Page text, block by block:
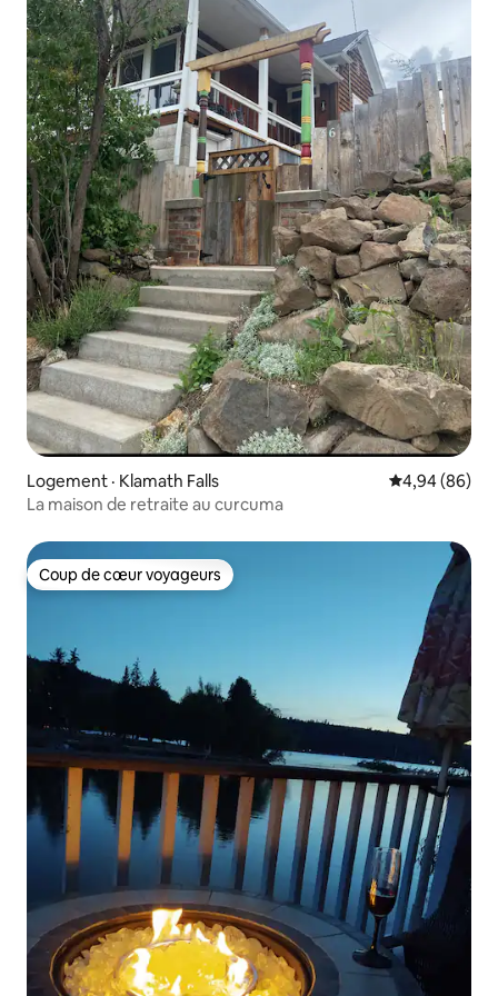
Logement · Klamath Falls Note
4,94 (86)
La maison de retraite au curcuma
Coup de cœur voyageurs
Coup de cœur voyageurs